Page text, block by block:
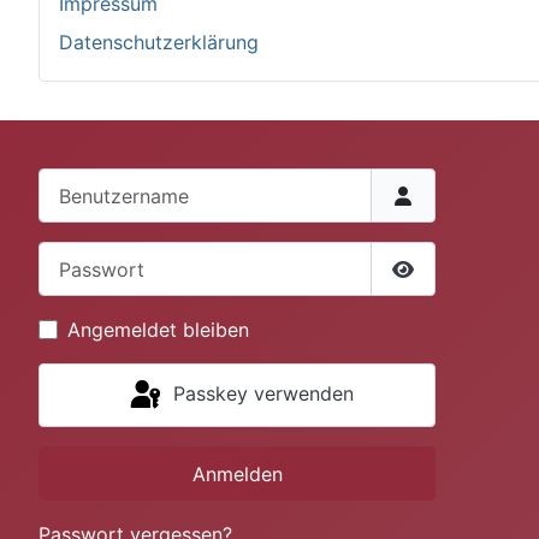
Datenschutzerklärung
Passwort
Angemeldet bleiben
Passkey verwenden
Anmelden